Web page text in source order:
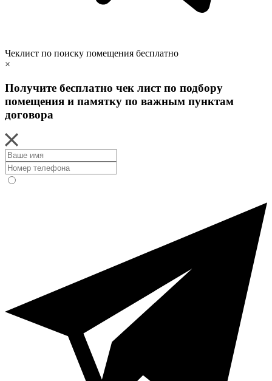
Чеклист по поиску помещения бесплатно
×
Получите бесплатно чек лист по подбору
помещения и памятку по важным пунктам
договора